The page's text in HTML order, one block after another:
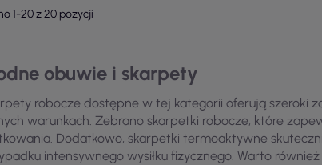
1-20 z 20 pozycji
obuwie i skarpety
robocze dostępne w tej kategorii oferują szeroki
warunkach. Zebrano skarpetki robocze, które
Dodatkowo, skarpetki termoaktywne
intensywnego wysiłku fizycznego. Warto